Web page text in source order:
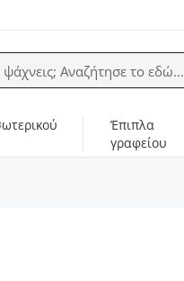
ψάχνεις; Αναζήτησε το εδώ...
Έπιπλα
γραφείου